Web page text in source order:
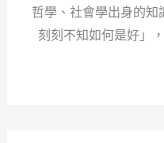
哲學、社會學出身的
刻刻不知如何是好」